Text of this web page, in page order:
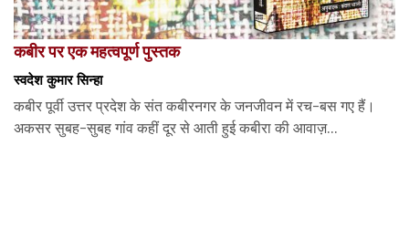
कबीर पर एक महत्वपूर्ण पुस्तक
स्वदेश कुमार सिन्हा
कबीर पूर्वी उत्तर प्रदेश के संत कबीरनगर के जनजीवन में रच-बस गए हैं।
अकसर सुबह-सुबह गांव कहीं दूर से आती हुई कबीरा की आवाज़...